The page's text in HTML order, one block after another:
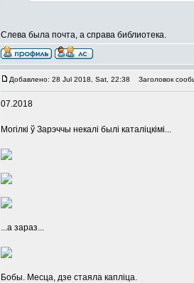
Слева была почта, а справа библиотека.
Добавлено: 28 Jul 2018, Sat, 22:38 Заголовок
07.2018
Могілкі ў Зарэччы некалі былі каталіцкімі...
...а зараз...
Бобы. Месца, дзе стаяла капліца.